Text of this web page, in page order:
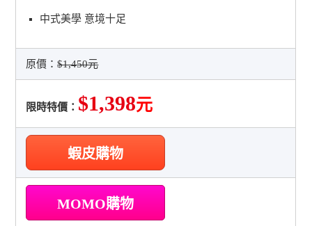
中式美學 意境十足
原價：$1,450元
限時特價： $1,398元
蝦皮購物
MOMO購物